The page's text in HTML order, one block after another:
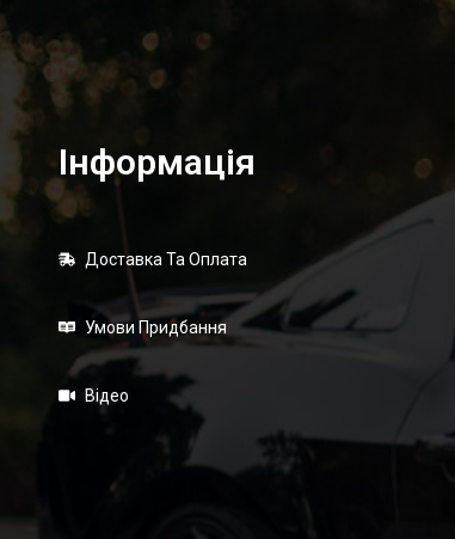
Інформація
Доставка Та Оплата
Умови Придбання
Відео